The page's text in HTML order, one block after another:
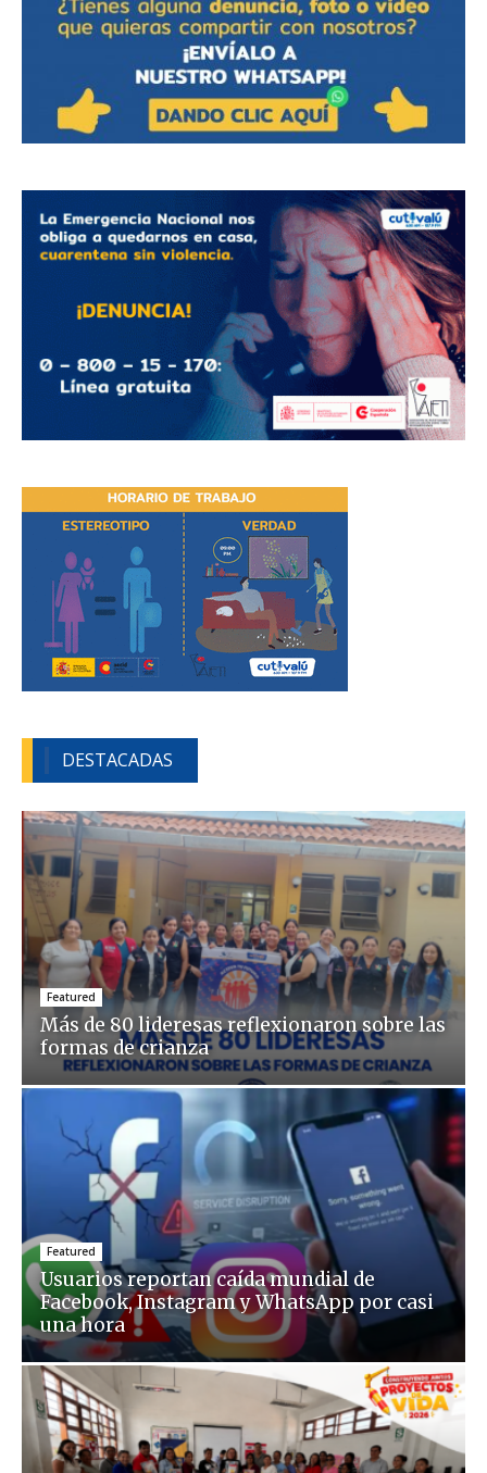
DESTACADAS
Featured
Más de 80 lideresas reflexionaron sobre las
formas de crianza
Featured
Usuarios reportan caída mundial de
Facebook, Instagram y WhatsApp por casi
una hora